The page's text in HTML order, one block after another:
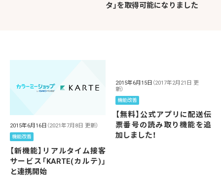
タ」を取得可能になりました
2015年6月16日 （2021年7月8日 更新）
機能改善
【新機能】リアルタイム接客
サービス「KARTE(カルテ)」
と連携開始
2015年6月15日 （2017年2月21日 更
新）
機能改善
【無料】公式アプリに配送伝
票番号の読み取り機能を追
加しました！